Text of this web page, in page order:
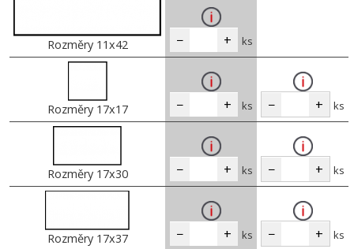
Rozměry 11x42 − + ks
Rozměry 17x17 − + ks − + ks
Rozměry 17x30 − + ks − + ks
Rozměry 17x37 − + ks − + ks